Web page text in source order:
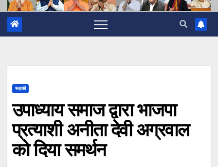
रूड़की
उपाध्याय समाज द्वारा भाजपा
प्रत्याशी अनीता देवी अग्रवाल
को दिया समर्थन